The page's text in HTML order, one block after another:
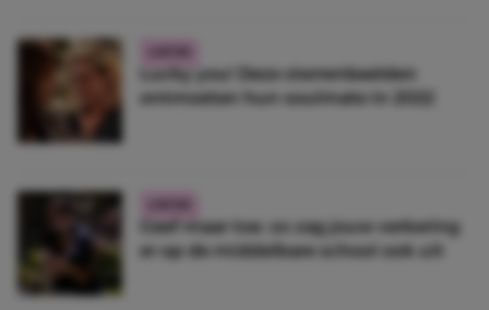
Lucky you! Deze sterrenbeelden
ontmoeten hun soulmate in 2022
Geef maar toe: zo zag jouw verkering
er op de middelbare school ook uit